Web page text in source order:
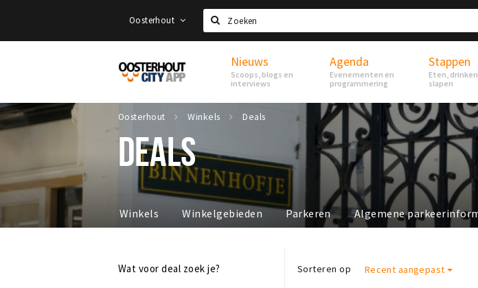
Oosterhout
Zoeken
Proef
Oosterhout
Nieuws
Scoops, blogs en
interviews
Agenda
Evenementen en
programmering
Stappen
Eten,
slapen
Oosterhout Winkels Deals
DEALS
Winkels Winkelgebieden Parkeren Algemene
Wat voor deal zoek je? Sorteren op Recent aangepast